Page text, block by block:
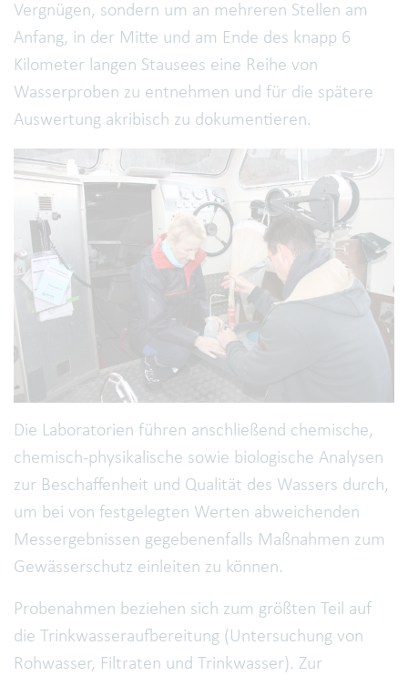
Vergnügen, sondern um an mehreren Stellen am
Anfang, in der Mitte und am Ende des knapp 6
Kilometer langen Stausees eine Reihe von
Wasserproben zu entnehmen und für die spätere
Auswertung akribisch zu dokumentieren.
Die Laboratorien führen anschließend chemische,
chemisch-physikalische sowie biologische Analysen
zur Beschaffenheit und Qualität des Wassers durch,
um bei von festgelegten Werten abweichenden
Messergebnissen gegebenenfalls Maßnahmen zum
Gewässerschutz einleiten zu können.
Probenahmen beziehen sich zum größten Teil auf
die Trinkwasseraufbereitung (Untersuchung von
Rohwasser, Filtraten und Trinkwasser). Zur